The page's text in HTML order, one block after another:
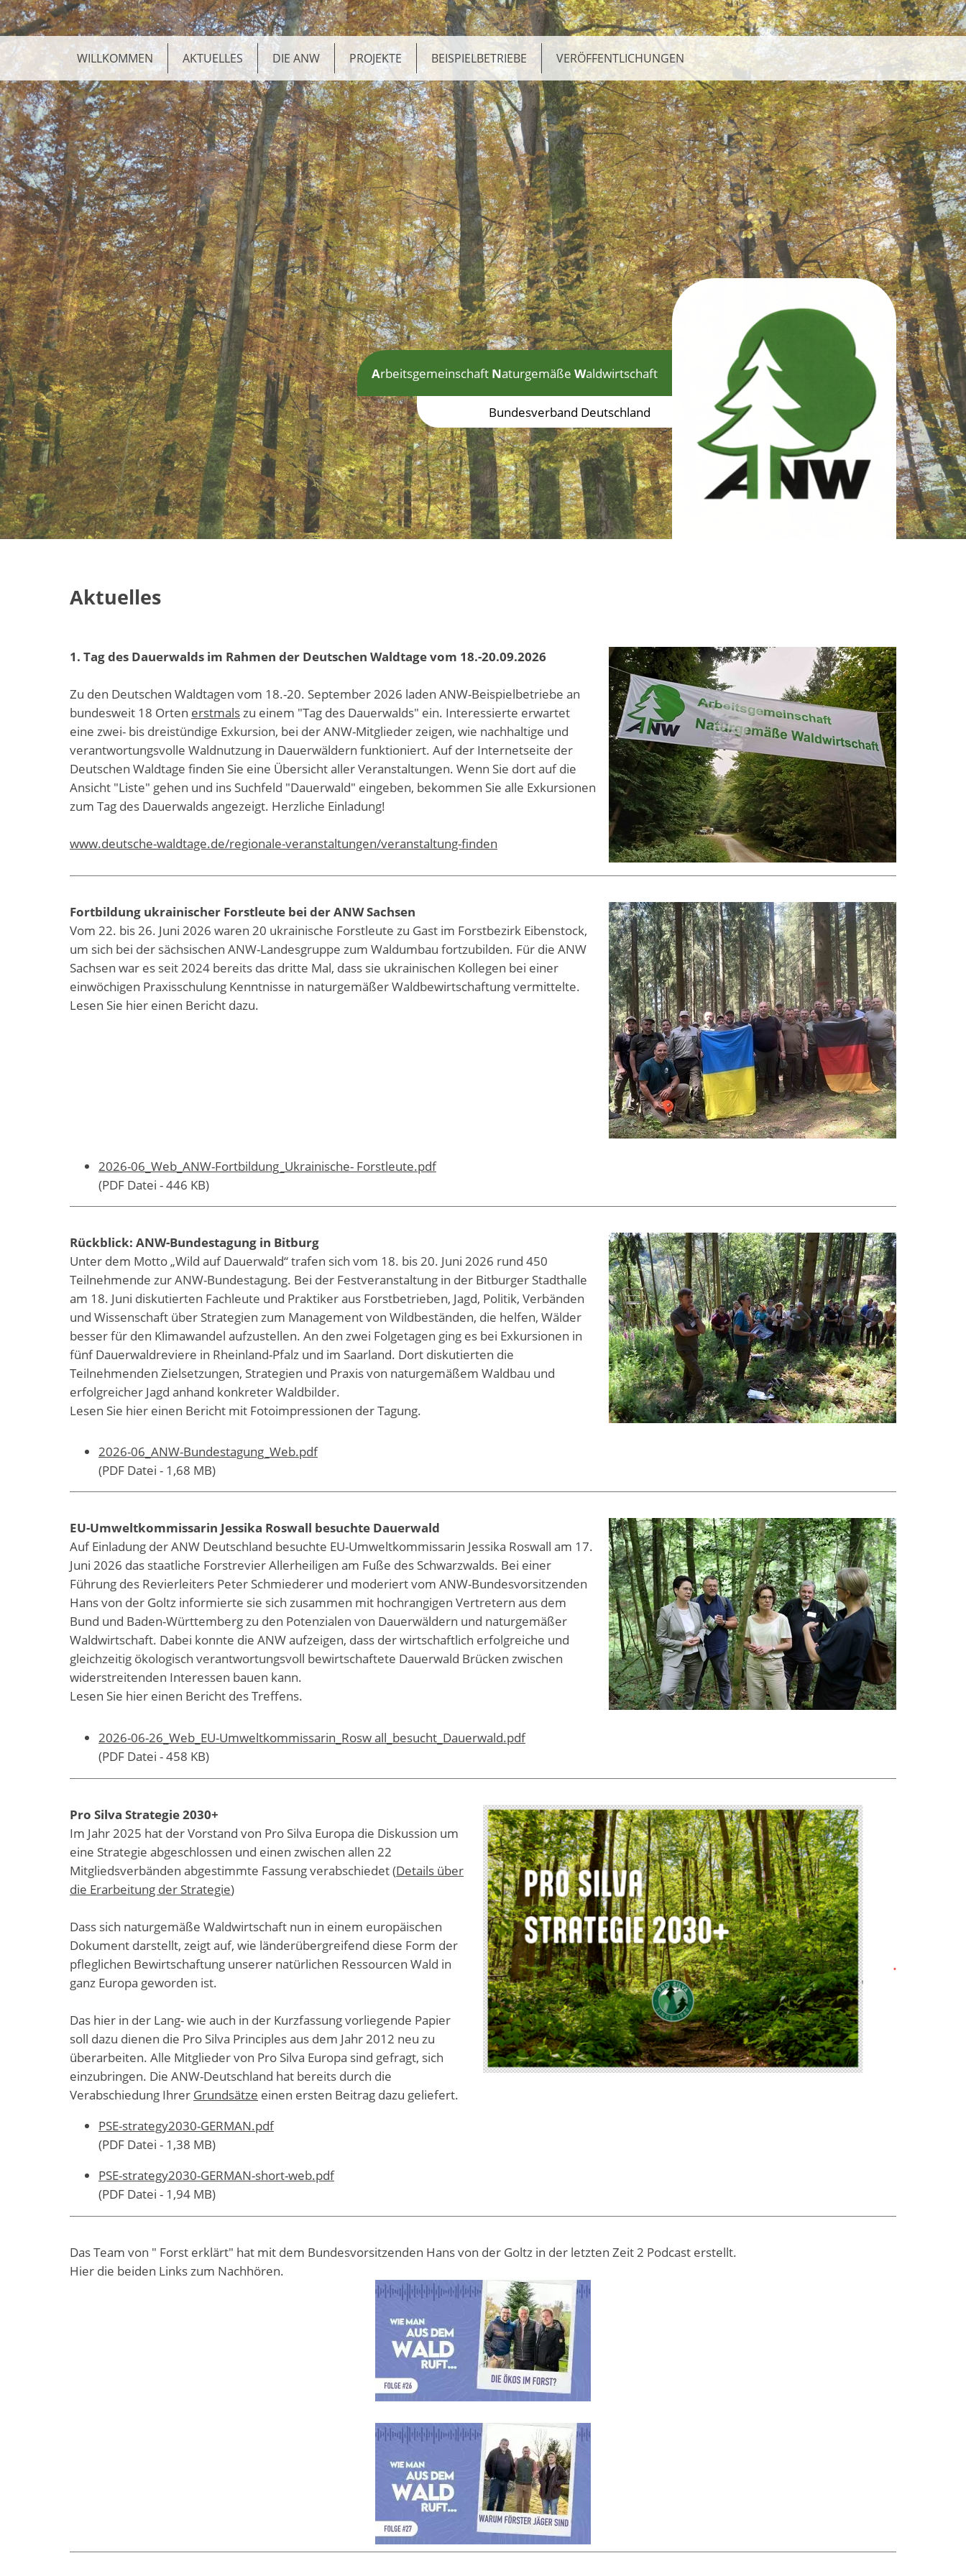
WILLKOMMEN AKTUELLES DIE ANW PROJEKTE BEISPIELBETRIEBE VERÖFFENTLICHUNGEN
Arbeitsgemeinschaft Naturgemäße Waldwirtschaft
Bundesverband Deutschland
Aktuelles
1. Tag des Dauerwalds im Rahmen der Deutschen Waldtage vom 18.-20.09.2026
Zu den Deutschen Waldtagen vom 18.-20. September 2026 laden ANW-Beispielbetriebe an
bundesweit 18 Orten erstmals zu einem "Tag des Dauerwalds" ein. Interessierte erwartet
eine zwei- bis dreistündige Exkursion, bei der ANW-Mitglieder zeigen, wie nachhaltige und
verantwortungsvolle Waldnutzung in Dauerwäldern funktioniert. Auf der Internetseite der
Deutschen Waldtage finden Sie eine Übersicht aller Veranstaltungen. Wenn Sie dort auf die
Ansicht "Liste" gehen und ins Suchfeld "Dauerwald" eingeben, bekommen Sie alle Exkursionen
zum Tag des Dauerwalds angezeigt. Herzliche Einladung!
www.deutsche-waldtage.de/regionale-veranstaltungen/veranstaltung-finden
Fortbildung ukrainischer Forstleute bei der ANW Sachsen
Vom 22. bis 26. Juni 2026 waren 20 ukrainische Forstleute zu Gast im Forstbezirk Eibenstock,
um sich bei der sächsischen ANW-Landesgruppe zum Waldumbau fortzubilden. Für die ANW
Sachsen war es seit 2024 bereits das dritte Mal, dass sie ukrainischen Kollegen bei einer
einwöchigen Praxisschulung Kenntnisse in naturgemäßer Waldbewirtschaftung vermittelte.
Lesen Sie hier einen Bericht dazu.
2026-06_Web_ANW-Fortbildung_Ukrainische- Forstleute.pdf
(PDF Datei - 446 KB)
Rückblick: ANW-Bundestagung in Bitburg
Unter dem Motto „Wild auf Dauerwald“ trafen sich vom 18. bis 20. Juni 2026 rund 450
Teilnehmende zur ANW-Bundestagung. Bei der Festveranstaltung in der Bitburger Stadthalle
am 18. Juni diskutierten Fachleute und Praktiker aus Forstbetrieben, Jagd, Politik, Verbänden
und Wissenschaft über Strategien zum Management von Wildbeständen, die helfen, Wälder
besser für den Klimawandel aufzustellen. An den zwei Folgetagen ging es bei Exkursionen in
fünf Dauerwaldreviere in Rheinland-Pfalz und im Saarland. Dort diskutierten die
Teilnehmenden Zielsetzungen, Strategien und Praxis von naturgemäßem Waldbau und
erfolgreicher Jagd anhand konkreter Waldbilder.
Lesen Sie hier einen Bericht mit Fotoimpressionen der Tagung.
2026-06_ANW-Bundestagung_Web.pdf
(PDF Datei - 1,68 MB)
EU-Umweltkommissarin Jessika Roswall besuchte Dauerwald
Auf Einladung der ANW Deutschland besuchte EU-Umweltkommissarin Jessika Roswall am 17.
Juni 2026 das staatliche Forstrevier Allerheiligen am Fuße des Schwarzwalds. Bei einer
Führung des Revierleiters Peter Schmiederer und moderiert vom ANW-Bundesvorsitzenden
Hans von der Goltz informierte sie sich zusammen mit hochrangigen Vertretern aus dem
Bund und Baden-Württemberg zu den Potenzialen von Dauerwäldern und naturgemäßer
Waldwirtschaft. Dabei konnte die ANW aufzeigen, dass der wirtschaftlich erfolgreiche und
gleichzeitig ökologisch verantwortungsvoll bewirtschaftete Dauerwald Brücken zwischen
widerstreitenden Interessen bauen kann.
Lesen Sie hier einen Bericht des Treffens.
2026-06-26_Web_EU-Umweltkommissarin_Rosw all_besucht_Dauerwald.pdf
(PDF Datei - 458 KB)
Pro Silva Strategie 2030+
Im Jahr 2025 hat der Vorstand von Pro Silva Europa die Diskussion um
eine Strategie abgeschlossen und einen zwischen allen 22
Mitgliedsverbänden abgestimmte Fassung verabschiedet (Details über
die Erarbeitung der Strategie)
Dass sich naturgemäße Waldwirtschaft nun in einem europäischen
Dokument darstellt, zeigt auf, wie länderübergreifend diese Form der
pfleglichen Bewirtschaftung unserer natürlichen Ressourcen Wald in
ganz Europa geworden ist.
Das hier in der Lang- wie auch in der Kurzfassung vorliegende Papier
soll dazu dienen die Pro Silva Principles aus dem Jahr 2012 neu zu
überarbeiten. Alle Mitglieder von Pro Silva Europa sind gefragt, sich
einzubringen. Die ANW-Deutschland hat bereits durch die
Verabschiedung Ihrer Grundsätze einen ersten Beitrag dazu geliefert.
PSE-strategy2030-GERMAN.pdf
(PDF Datei - 1,38 MB)
PSE-strategy2030-GERMAN-short-web.pdf
(PDF Datei - 1,94 MB)
Das Team von " Forst erklärt" hat mit dem Bundesvorsitzenden Hans von der Goltz in der letzten Zeit 2 Podcast erstellt.
Hier die beiden Links zum Nachhören.